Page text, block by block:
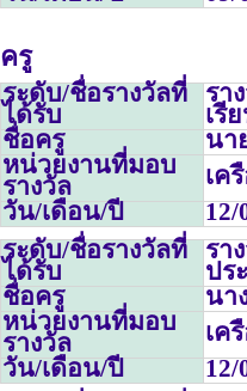
ครู
ระดับ/ชื่อรางวัลที่
ได้รับ
รา
เรี
ชื่อครู
นา
หน่วยงานที่มอบ
รางวัล
เค
วัน/เดือน/ปี
12/
ระดับ/ชื่อรางวัลที่
ได้รับ
รา
ปร
ชื่อครู
นา
หน่วยงานที่มอบ
รางวัล
เค
วัน/เดือน/ปี
12/